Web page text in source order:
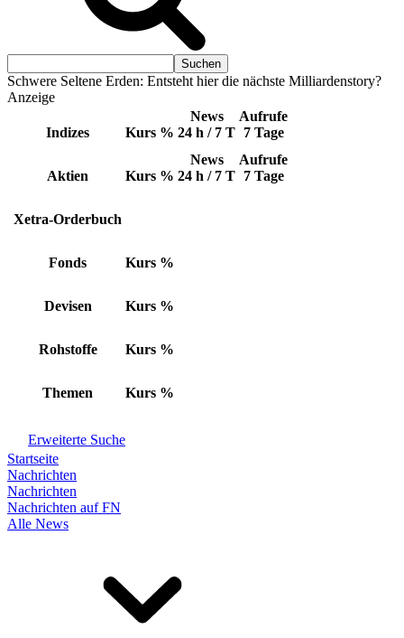
Schwere Seltene Erden: Entsteht hier die nächste Milliardenstory?
Anzeige
Indizes Kurs %
News
24 h / 7 T
Aufrufe
7 Tage
Aktien Kurs %
News
24 h / 7 T
Aufrufe
7 Tage
Xetra-Orderbuch
Fonds Kurs %
Devisen Kurs %
Rohstoffe Kurs %
Themen Kurs %
Erweiterte Suche
Startseite
Nachrichten
Nachrichten
Nachrichten auf FN
Alle News